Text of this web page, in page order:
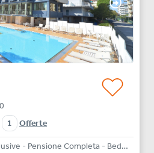
1 Offerte
All Inclusive - Pensione Completa - Bed & Breakfast